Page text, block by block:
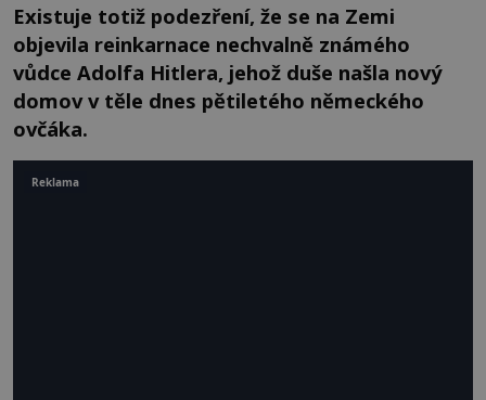
Existuje totiž podezření, že se na Zemi
objevila reinkarnace nechvalně známého
vůdce Adolfa Hitlera, jehož duše našla nový
domov v těle dnes pětiletého německého
ovčáka.
Reklama